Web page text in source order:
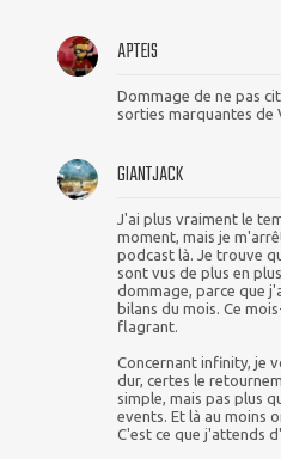
APTEIS
Dommage de ne pas
sorties marquantes de
GIANTJACK
J'ai plus vraiment le
moment, mais je
podcast là. Je trouve
sont vus de plus en
dommage, parce que
bilans du mois. Ce
flagrant.
Concernant infinity, je
dur, certes le
simple, mais pas plus
events. Et là au moins
C'est ce que j'attends